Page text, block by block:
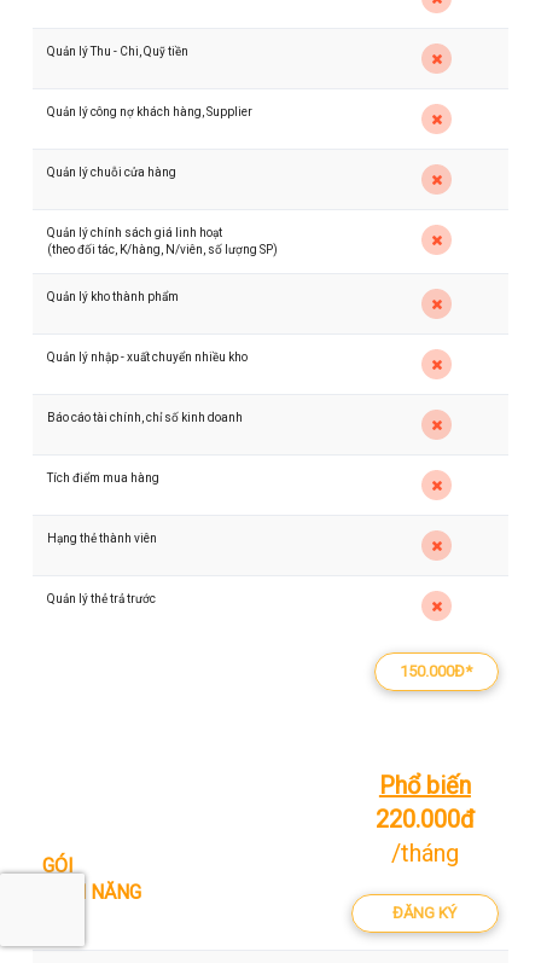
Quản lý Thu - Chi, Quỹ tiền
Quản lý công nợ khách hàng, Supplier
Quản lý chuỗi cửa hàng
Quản lý chính sách giá linh hoạt
(theo đối tác, K/hàng, N/viên, số lượng SP)
Quản lý kho thành phẩm
Quản lý nhập - xuất chuyển nhiều kho
Báo cáo tài chính, chỉ số kinh doanh
Tích điểm mua hàng
Hạng thẻ thành viên
Quản lý thẻ trả trước
150.000Đ*
GÓI
TÍNH NĂNG
Phổ biến
220.000đ
/tháng
ĐĂNG KÝ